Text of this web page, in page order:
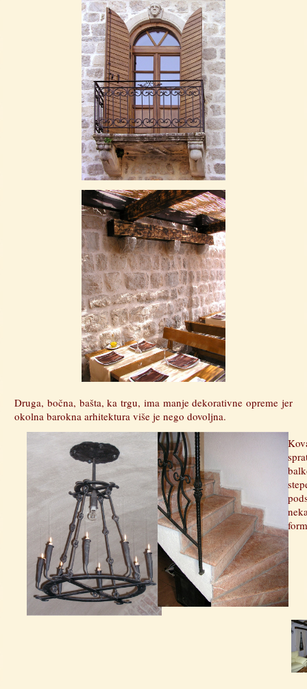
Druga, bočna, bašta, ka trgu, ima manje dekorativne opreme jer
okolna barokna arhitektura više je nego dovoljna.